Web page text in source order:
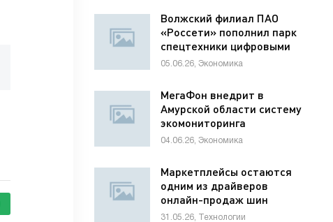
Волжский филиал ПАО
«Россети» пополнил парк
спецтехники цифровыми
диагностическими
05.06.26, Экономика
МегаФон внедрит в
Амурской области систему
экомониторинга
04.06.26, Экономика
Маркетплейсы остаются
одним из драйверов
онлайн-продаж шин
31.05.26, Технологии